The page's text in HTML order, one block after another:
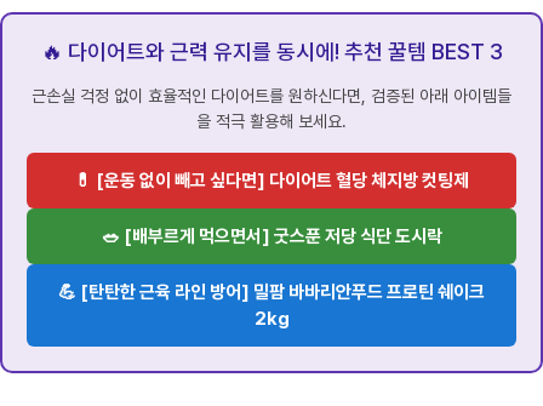
🔥 다이어트와 근력 유지를 동시에! 추천 꿀템 BEST 3
근손실 걱정 없이 효율적인 다이어트를 원하신다면, 검증된 아래 아이템들
을 적극 활용해 보세요.
💊 [운동 없이 빼고 싶다면] 다이어트 혈당 체지방 컷팅제
🥗 [배부르게 먹으면서] 굿스푼 저당 식단 도시락
💪 [탄탄한 근육 라인 방어] 밀팜 바바리안푸드 프로틴 쉐이크
2kg